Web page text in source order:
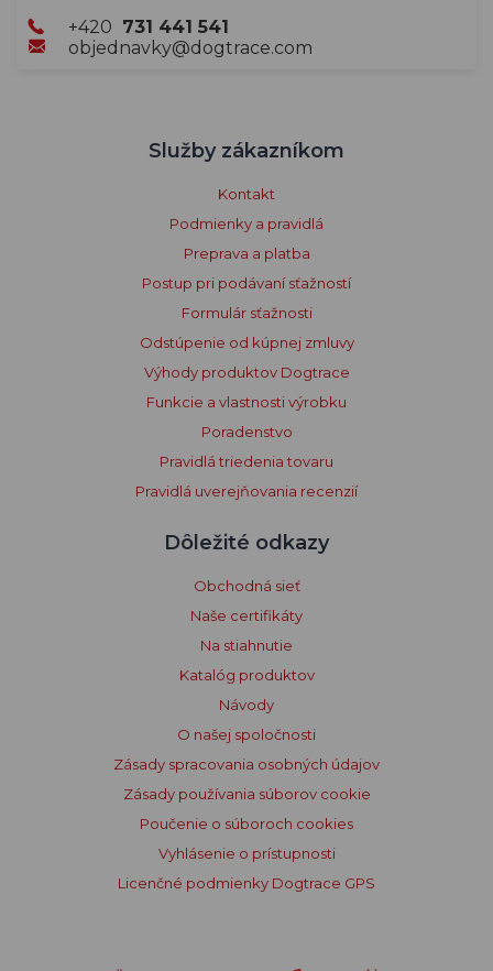
+420 731 441 541
objednavky@dogtrace.com
Služby zákazníkom
Kontakt
Podmienky a pravidlá
Preprava a platba
Postup pri podávaní sťažností
Formulár sťažnosti
Odstúpenie od kúpnej zmluvy
Výhody produktov Dogtrace
Funkcie a vlastnosti výrobku
Poradenstvo
Pravidlá triedenia tovaru
Pravidlá uverejňovania recenzií
Dôležité odkazy
Obchodná sieť
Naše certifikáty
Na stiahnutie
Katalóg produktov
Návody
O našej spoločnosti
Zásady spracovania osobných údajov
Zásady používania súborov cookie
Poučenie o súboroch cookies
Vyhlásenie o prístupnosti
Licenčné podmienky Dogtrace GPS